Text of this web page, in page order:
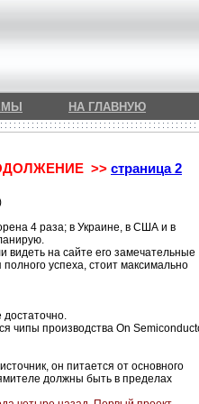
НА ГЛАВНУЮ
4 раза; в Украине, в США и в
видеть на сайте его замечательные
успеха, стоит максимально
достаточно.
чипы производства On
он питается от основного
должны быть в пределах
>> страница 2